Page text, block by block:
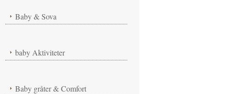
Baby & Sova
baby Aktiviteter
Baby gråter & Comfort